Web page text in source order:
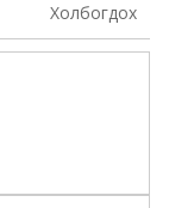
Холбогдох